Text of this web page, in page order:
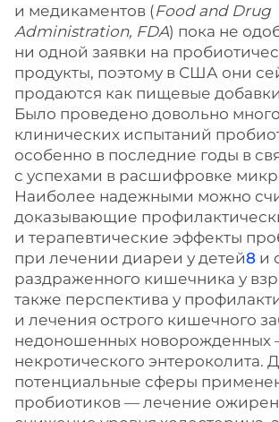
и медикаментов (Food and Drug
Administration, FDA) пока не
ни одной заявки на
продукты, поэтому в США они
продаются как пищевые
Было проведено довольно много
клинических испытаний
особенно в последние годы в
с успехами в расшифровке
Наиболее надежными можно
доказывающие
и терапевтические эффекты
при лечении диареи у детей8 и
раздраженного кишечника у
также перспектива у
и лечения острого кишечного
недоношенных новорожденных
некротического энтероколита.
потенциальные сферы
пробиотиков — лечение